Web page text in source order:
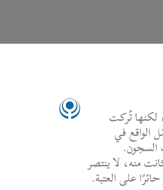
تُركت
الواقع في
السجون.
منه، لا ينتصر
على العتبة.